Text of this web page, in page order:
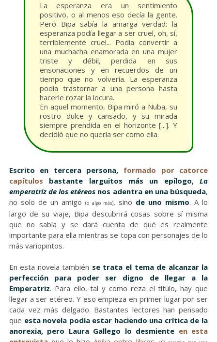
La esperanza era un sentimiento
positivo, o al menos eso decía la gente.
Pero Bipa sabía la amarga verdad: la
esperanza podía llegar a ser cruel, oh, sí,
terriblemente cruel... Podía convertir a
una muchacha enamorada en una mujer
triste y débil, perdida en sus
ensoñaciones y en recuerdos de un
tiempo que no volvería. La esperanza
podía trastornar a una persona hasta
hacerle rozar la locura.
En aquel momento, Bipa miró a Nuba, su
rostro dulce y cansado, y su mirada
siempre prendida en el horizonte [...]. Y
decidió que no quería ser como ella.
Escrito en tercera persona, formado por catorce
capítulos bastante larguitos más un epílogo,La
emperatriz de los etéreos nos adentra en una búsqueda,
no solo de un amigo (o algo más), sino de uno mismo. A lo
largo de su viaje, Bipa descubrirá cosas sobre sí misma
que no sabía y se dará cuenta de qué es realmente
importante para ella mientras se topa con personajes de lo
más variopintos.
En esta novela también se trata el tema de alcanzar la
perfección para poder ser digno de llegar a la
Emperatriz. Para ello, tal y como reza el título, hay que
llegar a ser etéreo. Y eso empieza en primer lugar por ser
cada vez más delgado. Bastantes lectores han pensado
que esta novela podía estar haciendo una crítica de la
anorexia, pero Laura Gallego lo desmiente en esta